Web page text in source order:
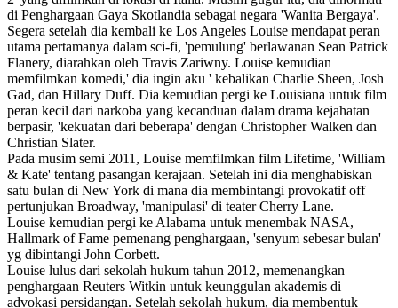
di Penghargaan Gaya Skotlandia sebagai negara 'Wanita Bergaya'.
Segera setelah dia kembali ke Los Angeles Louise mendapat peran
utama pertamanya dalam sci-fi, 'pemulung' berlawanan Sean Patrick
Flanery, diarahkan oleh Travis Zariwny. Louise kemudian
memfilmkan komedi,' dia ingin aku ' kebalikan Charlie Sheen, Josh
Gad, dan Hillary Duff. Dia kemudian pergi ke Louisiana untuk film
peran kecil dari narkoba yang kecanduan dalam drama kejahatan
berpasir, 'kekuatan dari beberapa' dengan Christopher Walken dan
Christian Slater.
Pada musim semi 2011, Louise memfilmkan film Lifetime, 'William
& Kate' tentang pasangan kerajaan. Setelah ini dia menghabiskan
satu bulan di New York di mana dia membintangi provokatif off
pertunjukan Broadway, 'manipulasi' di teater Cherry Lane.
Louise kemudian pergi ke Alabama untuk menembak NASA,
Hallmark of Fame pemenang penghargaan, 'senyum sebesar bulan'
yg dibintangi John Corbett.
Louise lulus dari sekolah hukum tahun 2012, memenangkan
penghargaan Reuters Witkin untuk keunggulan akademis di
advokasi persidangan. Setelah sekolah hukum, dia membentuk